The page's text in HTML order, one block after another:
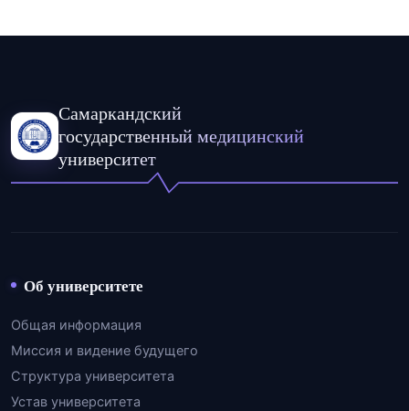
Самаркандский
государственный медицинский
университет
Об университете
Общая информация
Миссия и видение будущего
Структура университета
Устав университета